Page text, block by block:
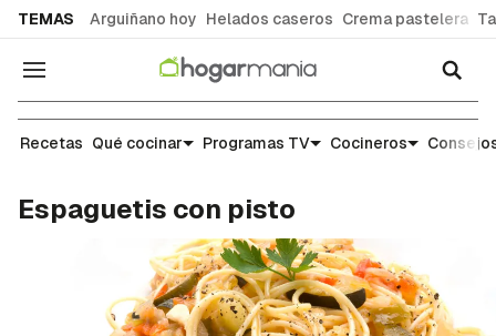
TEMAS Arguiñano hoy Helados caseros Crema pastelera
Navegación
Recetas
Recetas Qué cocinar Programas TV Cocineros
Espaguetis con pisto